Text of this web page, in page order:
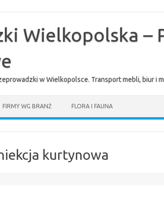
Wielkopolska –
w Wielkopolsce. Transport mebli, biur i
FIRMY WG BRANŻ FLORA I FAUNA
kurtynowa